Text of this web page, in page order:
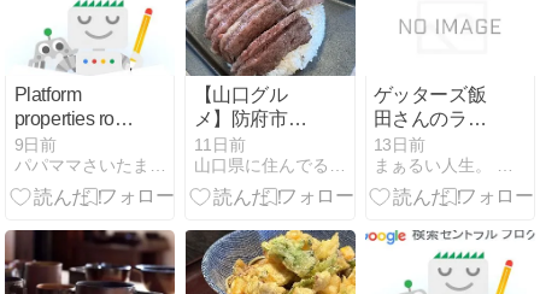
さくらランチ
Platform
properties roll
out globally,
plus a new
social and
performance
guide
9日前
【山口グル
メ】防府市の
牛ひつまぶし
『牛牛×米
米』｜瓦にの
を三通りで味
わう贅沢な一
皿
11日前
ゲッターズ飯
田さんのライ
ブは本当にす
ごかった！直
接占い・2027
報・また行き
たくなった理
13日前